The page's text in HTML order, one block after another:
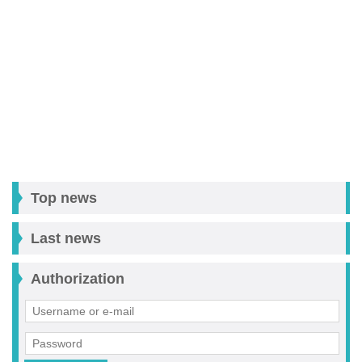
Top news
Last news
Authorization